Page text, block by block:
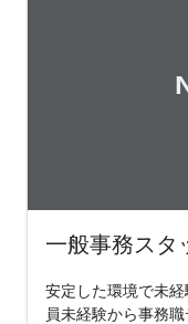
一般事務スタ
安定した環境で未
員未経験から事務